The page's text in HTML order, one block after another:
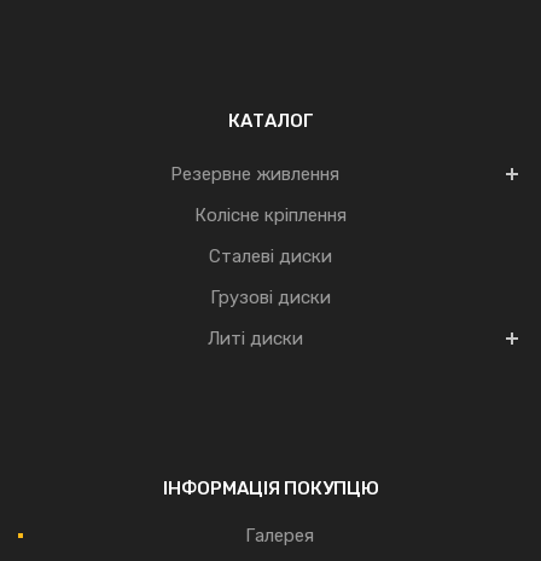
КАТАЛОГ
Резервне живлення
Колісне кріплення
Сталеві диски
Грузові диски
Литі диски
ІНФОРМАЦІЯ ПОКУПЦЮ
Галерея